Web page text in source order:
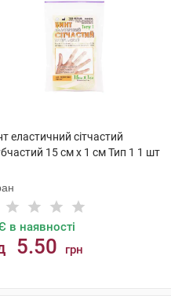
еластичний сітчастий
15 см x 1 см Тип 1 1 шт
в наявності
5.50 грн